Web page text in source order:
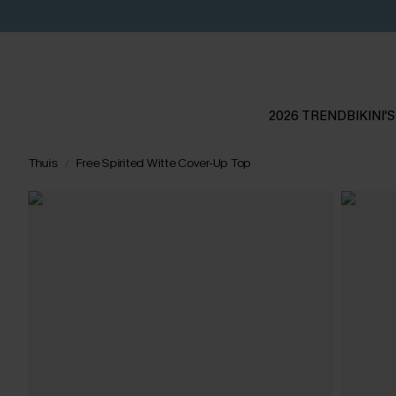
2026 TRENDBIKINI'S
Thuis Free Spirited Witte Cover-Up Top